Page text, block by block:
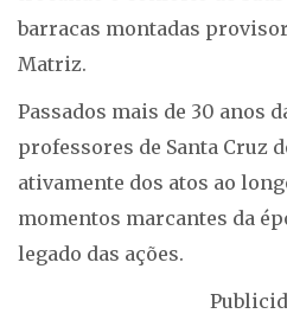
barracas montadas
Matriz.
Passados mais de 30 anos
professores de Santa Cruz
ativamente dos atos ao
momentos marcantes da
legado das ações.